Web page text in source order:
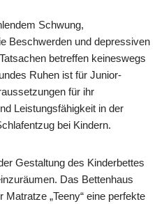
Schwung,
Beschwerden und depressiven
betreffen keineswegs
Ruhen ist für Junior-
für ihr
Leistungsfähigkeit in der
bei Kindern.
Gestaltung des Kinderbettes
Das Bettenhaus
„Teeny“ eine perfekte